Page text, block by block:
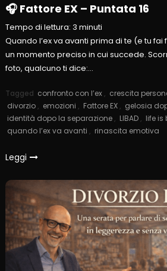
🎧 Fattore EX – Puntata 16
Tempo di lettura:3 minuti
Quando l’ex va avanti prima di te (e tu
un momento preciso in cui succede.
foto, qualcuno ti dice:…
Tagged confronto con l’ex , crescita
divorzio , emozioni , Fattore EX , gelosia
identità dopo la separazione , LIBAD , life is
quando l’ex va avanti , rinascita emotiva
Leggi